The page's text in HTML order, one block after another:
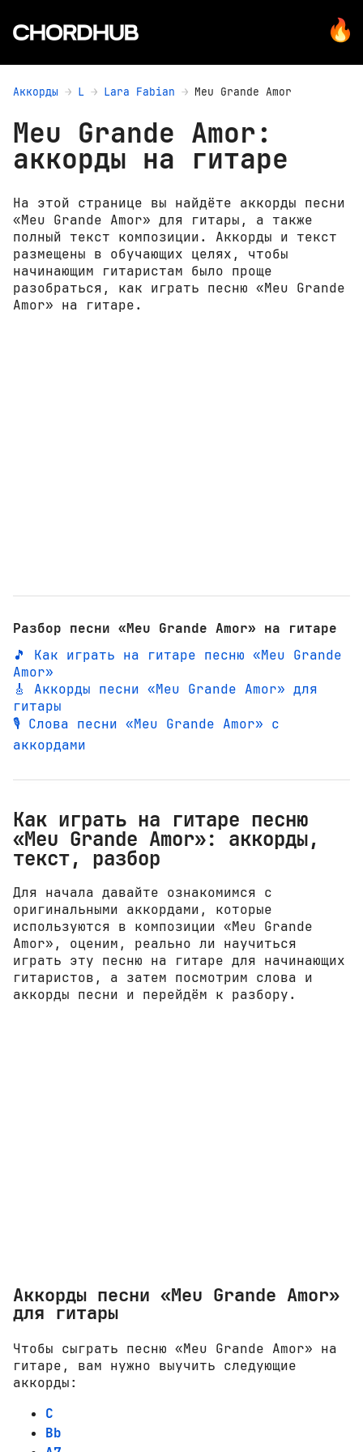
Аккорды L Lara Fabian Meu Grande Amor
Meu Grande Amor:
аккорды на гитаре
На этой странице вы найдёте аккорды песни
«Meu Grande Amor» для гитары, а также
полный текст композиции. Аккорды и текст
размещены в обучающих целях, чтобы
начинающим гитаристам было проще
разобраться, как играть песню «Meu Grande
Amor» на гитаре.
Разбор песни «Meu Grande Amor» на гитаре
🎵 Как играть на гитаре песню «Meu Grande
Amor»
🎸 Аккорды песни «Meu Grande Amor» для
гитары
🎙️ Слова песни «Meu Grande Amor» с
аккордами
Как играть на гитаре песню
«Meu Grande Amor»: аккорды,
текст, разбор
Для начала давайте ознакомимся с
оригинальными аккордами, которые
используются в композиции «Meu Grande
Amor», оценим, реально ли научиться
играть эту песню на гитаре для начинающих
гитаристов, а затем посмотрим слова и
аккорды песни и перейдём к разбору.
Аккорды песни «Meu Grande Amor»
для гитары
Чтобы сыграть песню «Meu Grande Amor» на
гитаре, вам нужно выучить следующие
аккорды:
C
Bb